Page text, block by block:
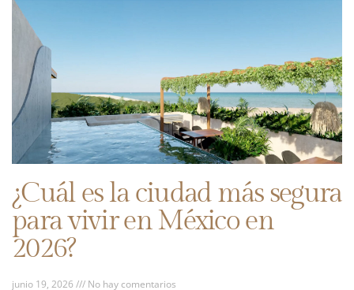
¿Cuál es la ciudad más segura
para vivir en México en
2026?
junio 19, 2026 No hay comentarios